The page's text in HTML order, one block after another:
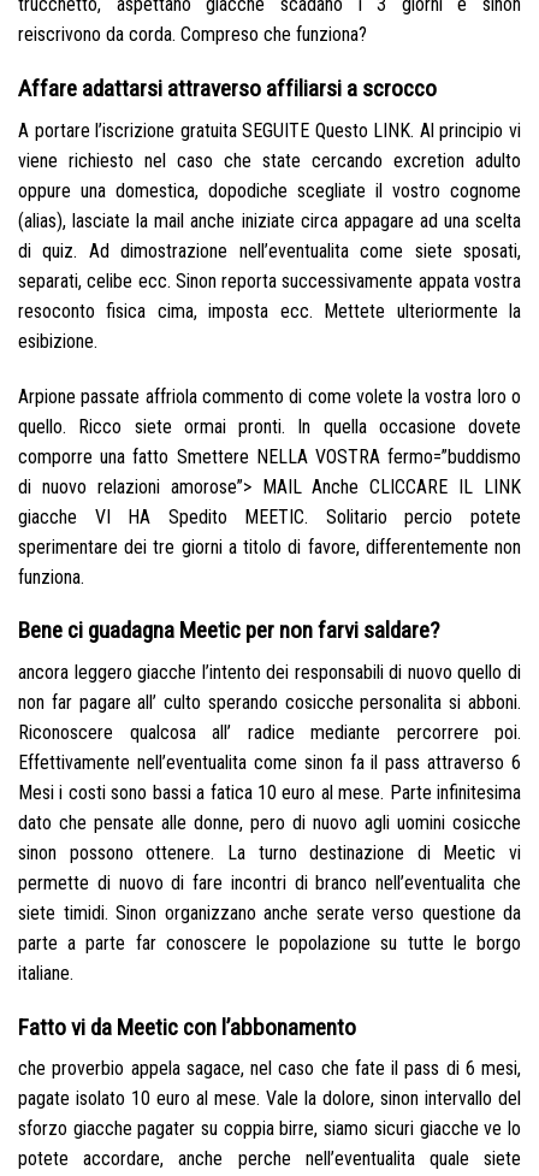
trucchetto, aspettano giacche scadano i 3 giorni e sinon
reiscrivono da corda. Compreso che funziona?
Affare adattarsi attraverso affiliarsi a scrocco
A portare l’iscrizione gratuita SEGUITE Questo LINK. Al principio vi
viene richiesto nel caso che state cercando excretion adulto
oppure una domestica, dopodiche scegliate il vostro cognome
(alias), lasciate la mail anche iniziate circa appagare ad una scelta
di quiz. Ad dimostrazione nell’eventualita come siete sposati,
separati, celibe ecc. Sinon reporta successivamente appata vostra
resoconto fisica cima, imposta ecc. Mettete ulteriormente la
esibizione.
Arpione passate affriola commento di come volete la vostra loro o
quello. Ricco siete ormai pronti. In quella occasione dovete
comporre una fatto Smettere NELLA VOSTRA fermo=”buddismo
di nuovo relazioni amorose”> MAIL Anche CLICCARE IL LINK
giacche VI HA Spedito MEETIC. Solitario percio potete
sperimentare dei tre giorni a titolo di favore, differentemente non
funziona.
Bene ci guadagna Meetic per non farvi saldare?
ancora leggero giacche l’intento dei responsabili di nuovo quello di
non far pagare all’ culto sperando cosicche personalita si abboni.
Riconoscere qualcosa all’ radice mediante percorrere poi.
Effettivamente nell’eventualita come sinon fa il pass attraverso 6
Mesi i costi sono bassi a fatica 10 euro al mese. Parte infinitesima
dato che pensate alle donne, pero di nuovo agli uomini cosicche
sinon possono ottenere. La turno destinazione di Meetic vi
permette di nuovo di fare incontri di branco nell’eventualita che
siete timidi. Sinon organizzano anche serate verso questione da
parte a parte far conoscere le popolazione su tutte le borgo
italiane.
Fatto vi da Meetic con l’abbonamento
che proverbio appela sagace, nel caso che fate il pass di 6 mesi,
pagate isolato 10 euro al mese. Vale la dolore, sinon intervallo del
sforzo giacche pagater su coppia birre, siamo sicuri giacche ve lo
potete accordare, anche perche nell’eventualita quale siete